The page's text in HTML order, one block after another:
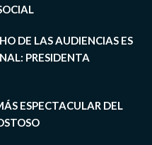
DE LAS AUDIENCIAS ES
PRESIDENTA
ESPECTACULAR DEL